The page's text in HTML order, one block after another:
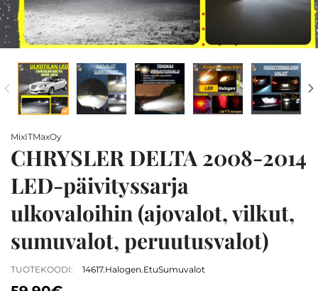
MixITMaxOy
CHRYSLER DELTA 2008-2014
LED-päivityssarja
ulkovaloihin (ajovalot, vilkut,
sumuvalot, peruutusvalot)
TUOTEKOODI: 14617.Halogen.EtuSumuvalot